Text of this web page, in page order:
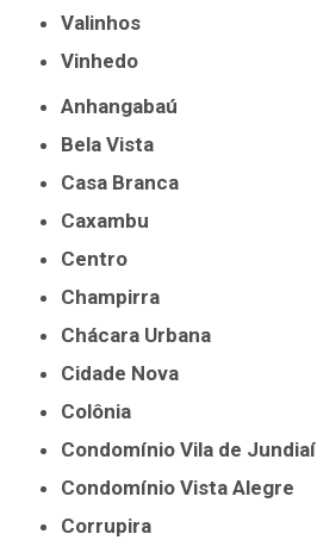
Valinhos
Vinhedo
Anhangabaú
Bela Vista
Casa Branca
Caxambu
Centro
Champirra
Chácara Urbana
Cidade Nova
Colônia
Condomínio Vila de Jundiaí
Condomínio Vista Alegre
Corrupira